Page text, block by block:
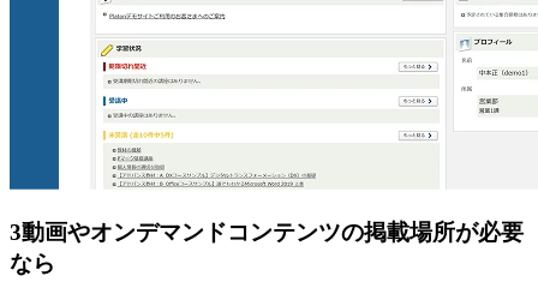
3動画やオンデマンドコンテンツの掲載場所が必要
なら